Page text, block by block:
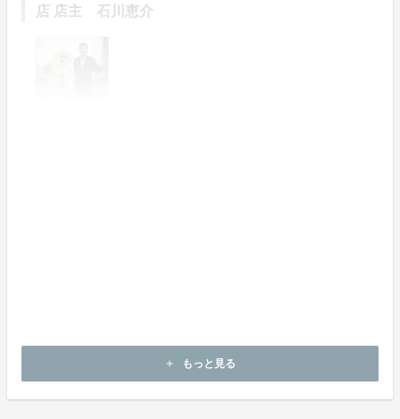
店 店主 石川恵介
民に支えられて発展されることを祈念しております。
add もっと見る